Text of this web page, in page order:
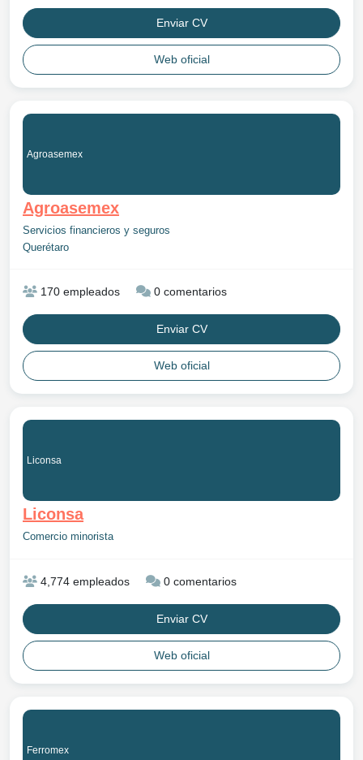
Enviar CV
Web oficial
Agroasemex
Agroasemex
Servicios financieros y seguros
Querétaro
170 empleados 0 comentarios
Enviar CV
Web oficial
Liconsa
Liconsa
Comercio minorista
4,774 empleados 0 comentarios
Enviar CV
Web oficial
Ferromex